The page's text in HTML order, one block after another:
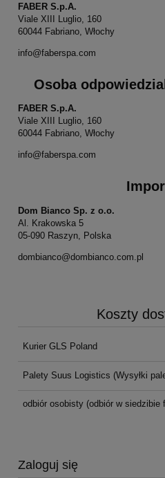
FABER S.p.A.
Viale XIII Luglio, 160
60044 Fabriano, Włochy
info@faberspa.com
Osoba
FABER S.p.A.
Viale XIII Luglio, 160
60044 Fabriano, Włochy
info@faberspa.com
Dom Bianco Sp. z o.o.
Al. Krakowska 5
05-090 Raszyn, Polska
dombianco@dombianco.com.pl
Koszty
Cena nie zawiera ewentualnych
Kurier GLS Poland
Palety Suus Logistics (Wysyłki
odbiór osobisty(odbiór w siedzibie
Zaloguj się